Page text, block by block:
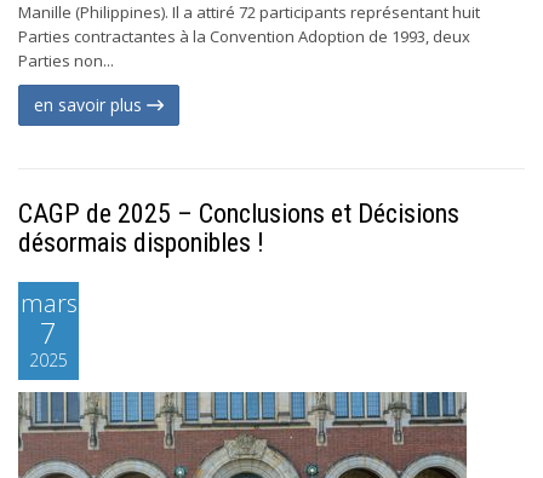
Manille (Philippines). Il a attiré 72 participants représentant huit
Parties contractantes à la Convention Adoption de 1993, deux
Parties non...
en savoir plus
CAGP de 2025 – Conclusions et Décisions
désormais disponibles !
mars
7
2025